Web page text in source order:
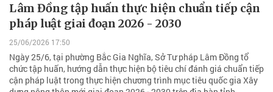
Lâm Đồng tập huấn thực hiện chuẩn tiếp cận
pháp luật giai đoạn 2026 - 2030
25/06/2026 17:50
Ngày 25/6, tại phường Bắc Gia Nghĩa, Sở Tư pháp Lâm Đồng tổ
chức tập huấn, hướng dẫn thực hiện bộ tiêu chí đánh giá chuẩn tiếp
cận pháp luật trong thực hiện chương trình mục tiêu quốc gia Xây